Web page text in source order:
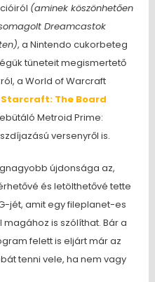
(aminek köszönhetően
Dreamcastok
, a Nintendo cukorbeteg
tüneteit megismertető
a World of Warcraft
Starcraft: The Board
Metroid Prime:
versenyről is.
újdonsága az,
és letölthetővé tette
jét, amit egy fileplanet-es
is szólíthat. Bár a
felett is eljárt már az
tenni vele, ha nem vagy